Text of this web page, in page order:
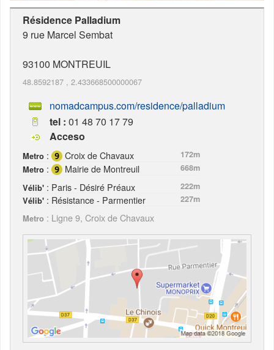
Résidence Palladium
9 rue Marcel Sembat
93100 MONTREUIL
48.8592187 , 2.433668500000067
nomadcampus.com/residence/palladium
tel : 01 48 70 17 79
Acceso
Metro : Croix de Chavaux
172m
Metro : Mairie de Montreuil
668m
Vélib' : Paris - Désiré Préaux
222m
Vélib' : Résistance - Parmentier
227m
Metro : Ligne 9, Croix de Chavaux